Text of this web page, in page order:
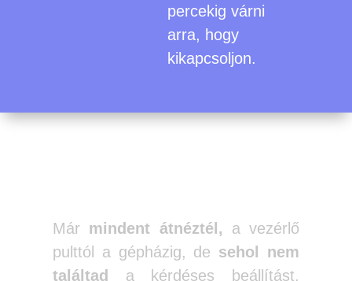
percekig várni
arra, hogy
kikapcsoljon.
Már mindent átnéztél, a vezérlő
pulttól a gépházig, de sehol nem
találtad
a kérdéses beállítást.